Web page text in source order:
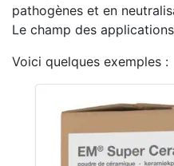
pathogènes et en
Le champ des
Voici quelques exemples :